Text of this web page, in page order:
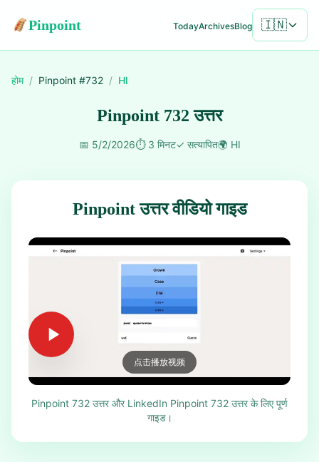
Pinpoint TodayArchivesBlog 🇮🇳
होम / Pinpoint #732 / HI
Pinpoint 732 उत्तर
📅 5/2/2026⏱️ 3 मिनट✓ सत्यापित🌍 HI
Pinpoint उत्तर वीडियो गाइड
点击播放视频
Pinpoint 732 उत्तर और LinkedIn Pinpoint 732 उत्तर के लिए पूर्ण
गाइड।